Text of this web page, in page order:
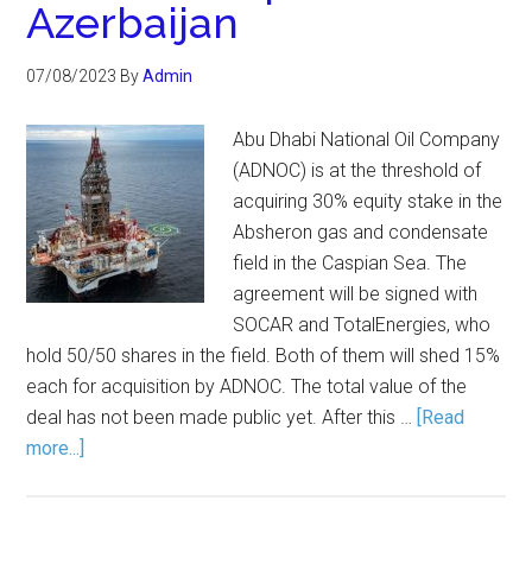
Azerbaijan
07/08/2023 ByAdmin
Abu Dhabi National Oil Company
(ADNOC) is at the threshold of
acquiring 30% equity stake in the
Absheron gas and condensate
field in the Caspian Sea. The
agreement will be signed with
SOCAR and TotalEnergies, who
hold 50/50 shares in the field. Both of them will shed 15%
each for acquisition by ADNOC. The total value of the
deal has not been made public yet. After this … [Read
more...]